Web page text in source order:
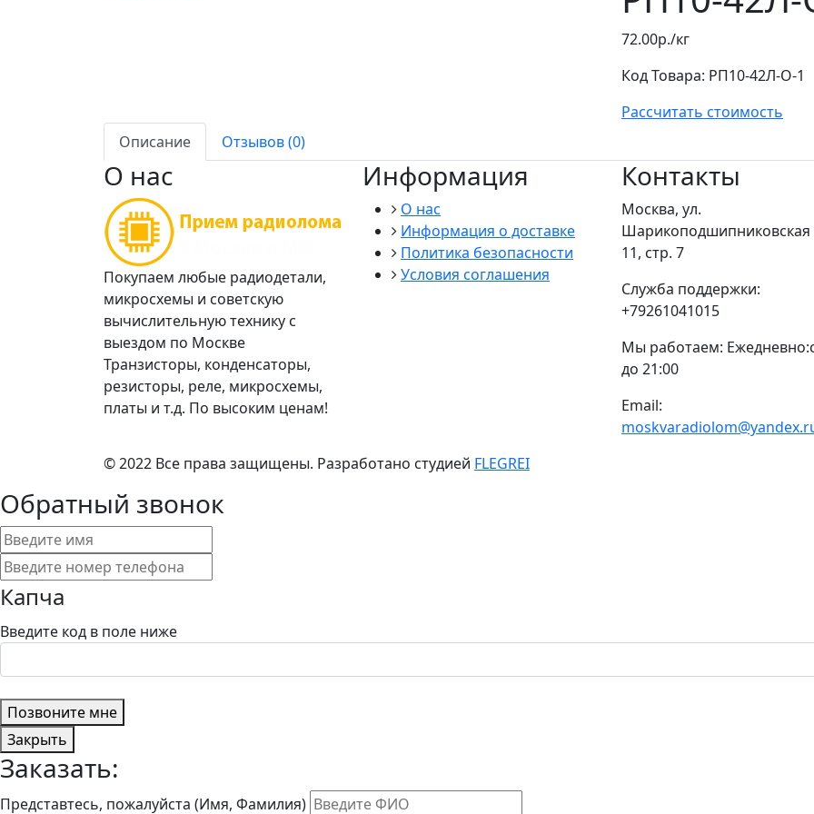
72.00р./кг
Код Товара: РП10-42Л-О-1
Рассчитать стоимость
Описание
Отзывов (0)
О нас
Покупаем любые радиодетали,
микросхемы и советскую
вычислительную технику с
выездом по Москве
Транзисторы, конденсаторы,
резисторы, реле, микросхемы,
платы и т.д. По высоким ценам!
Информация
О нас
Информация о доставке
Политика безопасности
Условия соглашения
Контакты
Москва, ул.
Шарикоподшипниковская
11, стр. 7
Служба поддержки:
+79261041015
Мы работаем:
до 21:00
Email:
© 2022 Все права защищены. Разработано студией FLEGREI
Обратный звонок
Капча
Введите код в поле ниже
Позвоните мне
Закрыть
Заказать:
Представтесь, пожалуйста (Имя, Фамилия)